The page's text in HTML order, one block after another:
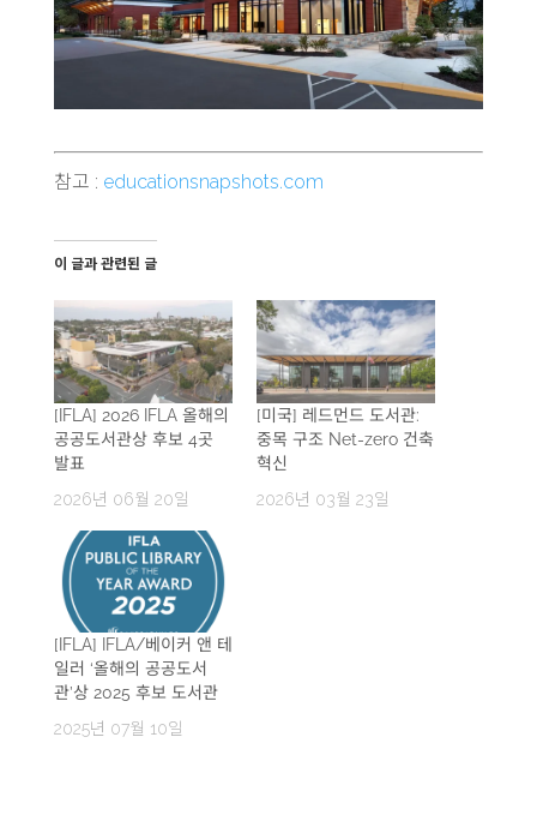
참고 : educationsnapshots.com
이 글과 관련된 글
[IFLA] 2026 IFLA 올해의
공공도서관상 후보 4곳
발표
2026년 06월 20일
[미국] 레드먼드 도서관:
중목 구조 Net-zero 건축
혁신
2026년 03월 23일
[IFLA] IFLA/베이커 앤 테
일러 ‘올해의 공공도서
관’상 2025 후보 도서관
2025년 07월 10일